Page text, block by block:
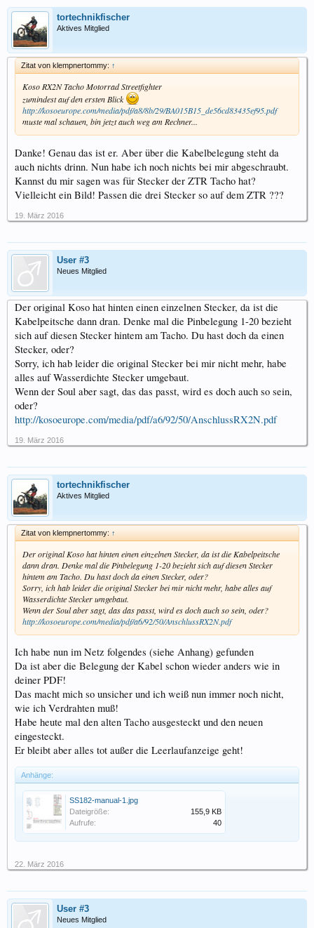
tortechnikfischer
Aktives Mitglied
Zitat von klempnertommy: ↑
Koso RX2N Tacho Motorrad Streetfighter
zumindest auf den ersten Blick
http://kosoeurope.com/media/pdf/a8/8b/29/BA015B15_de56cd83435ef95.pdf
muste mal schauen, bin jetzt auch weg am Rechner...
Danke! Genau das ist er. Aber über die Kabelbelegung steht da
auch nichts drinn. Nun habe ich noch nichts bei mir abgeschraubt.
Kannst du mir sagen was für Stecker der ZTR Tacho hat?
Vielleicht ein Bild! Passen die drei Stecker so auf dem ZTR ???
19. März 2016
User #3
Neues Mitglied
Der original Koso hat hinten einen einzelnen Stecker, da ist die
Kabelpeitsche dann dran. Denke mal die Pinbelegung 1-20 bezieht
sich auf diesen Stecker hintem am Tacho. Du hast doch da einen
Stecker, oder?
Sorry, ich hab leider die original Stecker bei mir nicht mehr, habe
alles auf Wasserdichte Stecker umgebaut.
Wenn der Soul aber sagt, das das passt, wird es doch auch so sein,
oder?
http://kosoeurope.com/media/pdf/a6/92/50/AnschlussRX2N.pdf
19. März 2016
tortechnikfischer
Aktives Mitglied
Zitat von klempnertommy: ↑
Der original Koso hat hinten einen einzelnen Stecker, da ist die Kabelpeitsche
dann dran. Denke mal die Pinbelegung 1-20 bezieht sich auf diesen Stecker
hintem am Tacho. Du hast doch da einen Stecker, oder?
Sorry, ich hab leider die original Stecker bei mir nicht mehr, habe alles auf
Wasserdichte Stecker umgebaut.
Wenn der Soul aber sagt, das das passt, wird es doch auch so sein, oder?
http://kosoeurope.com/media/pdf/a6/92/50/AnschlussRX2N.pdf
Ich habe nun im Netz folgendes (siehe Anhang) gefunden
Da ist aber die Belegung der Kabel schon wieder anders wie in
deiner PDF!
Das macht mich so unsicher und ich weiß nun immer noch nicht,
wie ich Verdrahten muß!
Habe heute mal den alten Tacho ausgesteckt und den neuen
eingesteckt.
Er bleibt aber alles tot außer die Leerlaufanzeige geht!
Anhänge:
SS182-manual-1.jpg
Dateigröße:
155,9 KB
Aufrufe:
40
22. März 2016
User #3
Neues Mitglied